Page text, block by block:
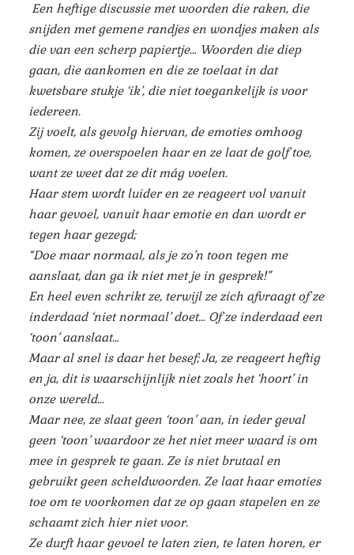
Een heftige discussie met woorden die raken, die
snijden met gemene randjes en wondjes maken als
die van een scherp papiertje… Woorden die diep
gaan, die aankomen en die ze toelaat in dat
kwetsbare stukje ‘ik’, die niet toegankelijk is voor
iedereen.
Zij voelt, als gevolg hiervan, de emoties omhoog
komen, ze overspoelen haar en ze laat de golf toe,
want ze weet dat ze dit mág voelen.
Haar stem wordt luider en ze reageert vol vanuit
haar gevoel, vanuit haar emotie en dan wordt er
tegen haar gezegd;
“Doe maar normaal, als je zo’n toon tegen me
aanslaat, dan ga ik niet met je in gesprek!”
En heel even schrikt ze, terwijl ze zich afvraagt of ze
inderdaad ‘niet normaal’ doet… Of ze inderdaad een
‘toon’ aanslaat…
Maar al snel is daar het besef; Ja, ze reageert heftig
en ja, dit is waarschijnlijk niet zoals het ‘hoort’ in
onze wereld…
Maar nee, ze slaat geen ‘toon’ aan, in ieder geval
geen ‘toon’ waardoor ze het niet meer waard is om
mee in gesprek te gaan. Ze is niet brutaal en
gebruikt geen scheldwoorden. Ze laat haar emoties
toe om te voorkomen dat ze op gaan stapelen en ze
schaamt zich hier niet voor.
Ze durft haar gevoel te laten zien, te laten horen, er